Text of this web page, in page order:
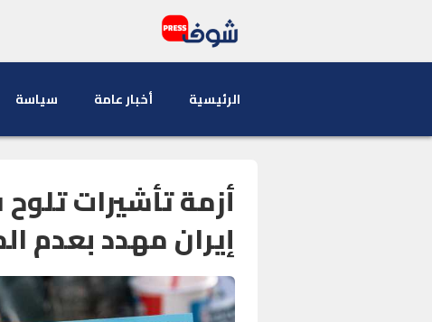
الرئيسية أخبار عامة سياسة
أزمة تأشيرات
إيران مهدد بعدم